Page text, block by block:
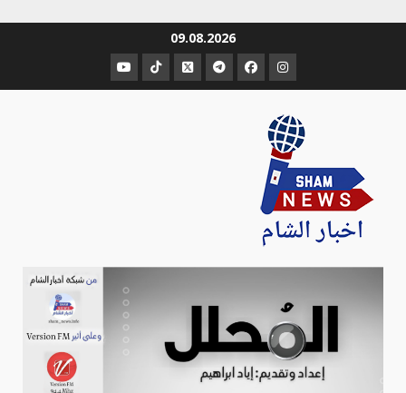
09.08.2026
عنصر
القائمة
عنصر
القائمة
عنصر
القائمة
عنصر
القائمة
عنصر
القائمة
عنصر
القائمة